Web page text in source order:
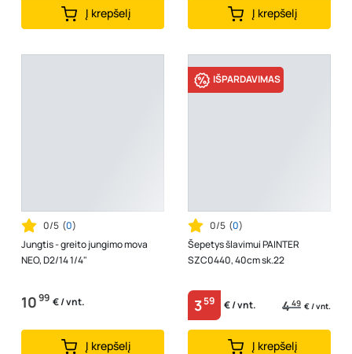
Į krepšelį Į krepšelį
0/5 (0)
Jungtis - greito jungimo mova
NEO, D2/14 1/4"
1099 € / vnt.
Į krepšelį
IŠPARDAVIMAS
0/5 (0)
Šepetys šlavimui PAINTER
SZC0440, 40cm sk.22
359 € / vnt. 449 € / vnt.
Į krepšelį